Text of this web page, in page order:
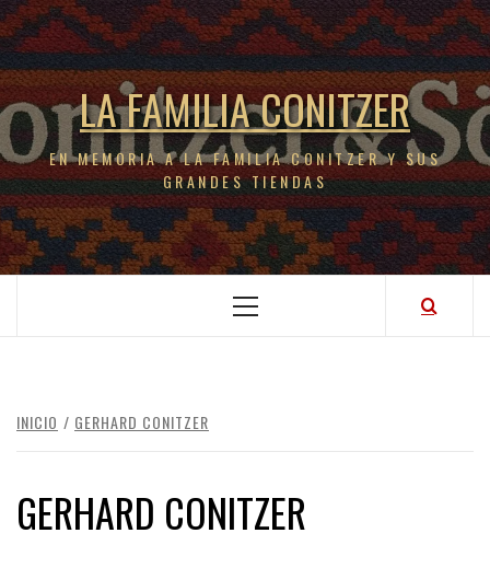
LA FAMILIA CONITZER
EN MEMORIA A LA FAMILIA CONITZER Y SUS
GRANDES TIENDAS
INICIO GERHARD CONITZER
GERHARD CONITZER